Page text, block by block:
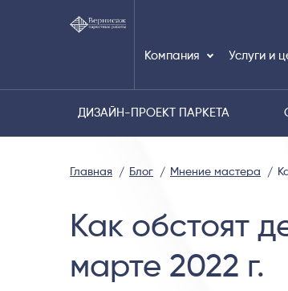
Компания Услуги и
ДИЗАЙН-ПРОЕКТ ПАРКЕТА
Главная Блог Мнение мастера
Как обстоят
марте 2022 г.